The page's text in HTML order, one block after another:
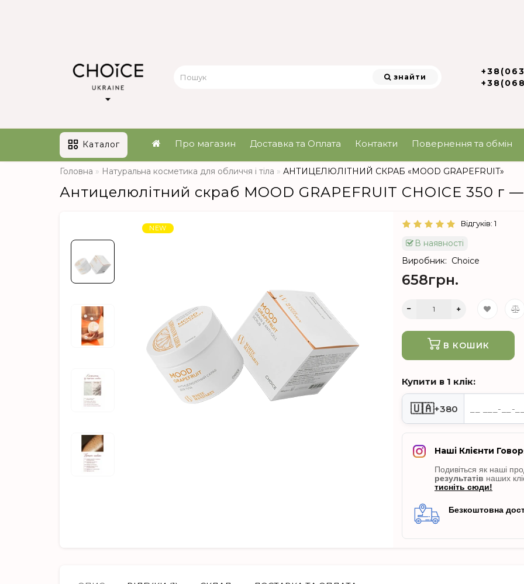
знайти
Каталог Про магазин Доставка та Оплата Контакти Повернення та обмін
Головна Натуральна косметика для обличчя і тіла АНТИЦЕЛЮЛІТНИЙ СКРАБ «MOOD GRAPEFRUIT»
Антицелюлітний скраб MOOD GRAPEFRUIT CHOICE 350 г
NEW Відгуків: 1
В наявності
Виробник: Choice
658грн.
В КОШИК
Купити в 1 клік:
🇺🇦+380
Наші Клієнти
Подивіться як наші
результатів наших
тисніть сюди!
Безкоштовна